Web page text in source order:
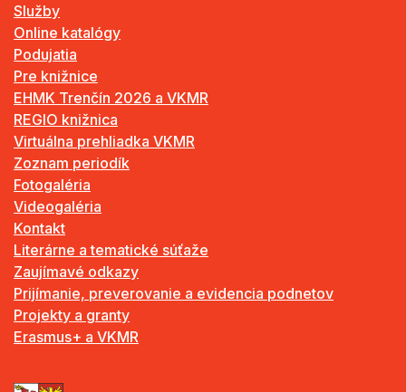
Služby
Online katalógy
Podujatia
Pre knižnice
EHMK Trenčín 2026 a VKMR
REGIO knižnica
Virtuálna prehliadka VKMR
Zoznam periodík
Fotogaléria
Videogaléria
Kontakt
Literárne a tematické súťaže
Zaujímavé odkazy
Prijímanie, preverovanie a evidencia podnetov
Projekty a granty
Erasmus+ a VKMR